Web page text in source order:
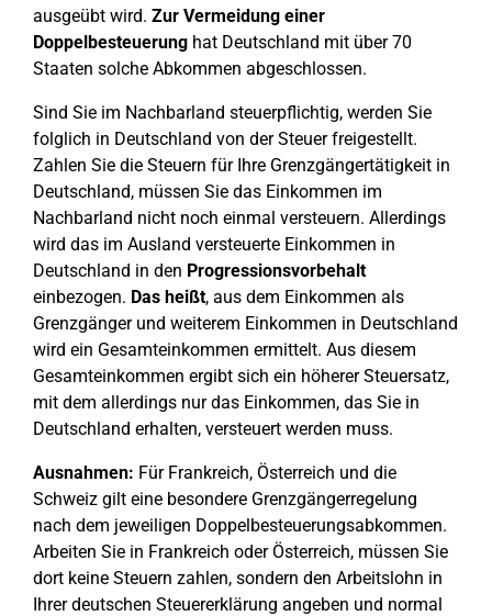
ausgeübt wird. Zur Vermeidung einer
Doppelbesteuerung hat Deutschland mit über 70
Staaten solche Abkommen abgeschlossen.
Sind Sie im Nachbarland steuerpflichtig, werden Sie
folglich in Deutschland von der Steuer freigestellt.
Zahlen Sie die Steuern für Ihre Grenzgängertätigkeit in
Deutschland, müssen Sie das Einkommen im
Nachbarland nicht noch einmal versteuern. Allerdings
wird das im Ausland versteuerte Einkommen in
Deutschland in den Progressionsvorbehalt
einbezogen. Das heißt, aus dem Einkommen als
Grenzgänger und weiterem Einkommen in Deutschland
wird ein Gesamteinkommen ermittelt. Aus diesem
Gesamteinkommen ergibt sich ein höherer Steuersatz,
mit dem allerdings nur das Einkommen, das Sie in
Deutschland erhalten, versteuert werden muss.
Ausnahmen: Für Frankreich, Österreich und die
Schweiz gilt eine besondere Grenzgängerregelung
nach dem jeweiligen Doppelbesteuerungsabkommen.
Arbeiten Sie in Frankreich oder Österreich, müssen Sie
dort keine Steuern zahlen, sondern den Arbeitslohn in
Ihrer deutschen Steuererklärung angeben und normal